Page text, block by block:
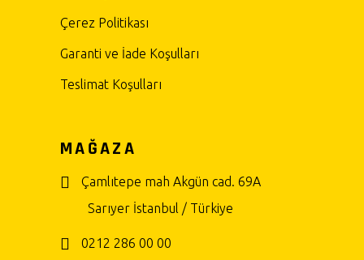
Çerez Politikası
Garanti ve İade Koşulları
Teslimat Koşulları
MAĞAZA
Çamlıtepe mah Akgün cad. 69A
Sarıyer İstanbul / Türkiye
0212 286 00 00